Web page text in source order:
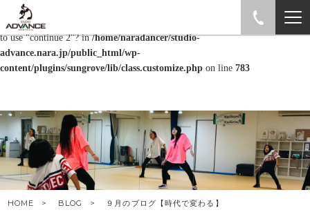
Warning: "continue" targeting switch is equivalent to "break". Did you mean
to use "continue 2"? in/home/naradancer/studio-
advance.nara.jp/public_html/wp-
content/plugins/sungrove/lib/class.customize.php on line 783
HOME BLOG ９月のブログ【時代で変わる】